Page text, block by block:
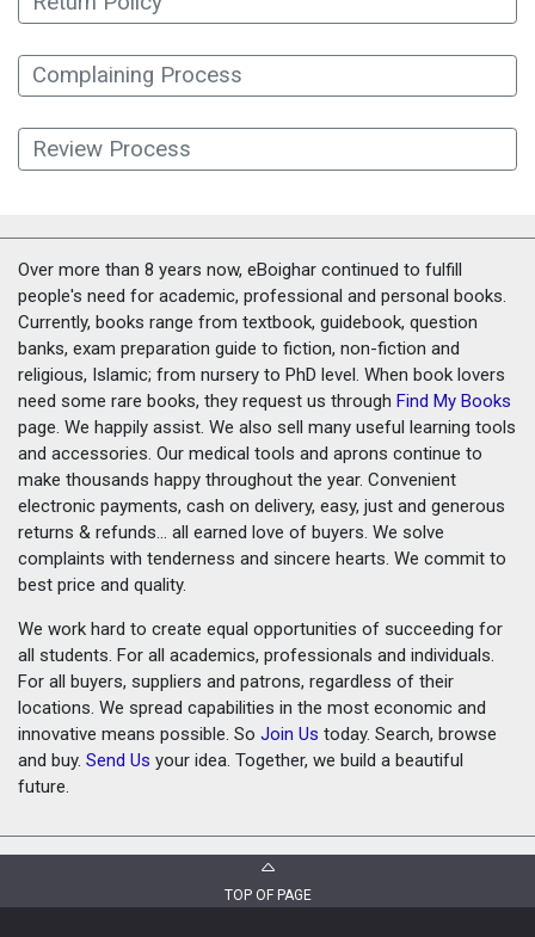
Complaining Process
Review Process
Over more than 8 years now, eBoighar continued to fulfill
people's need for academic, professional and personal books.
Currently, books range from textbook, guidebook, question
banks, exam preparation guide to fiction, non-fiction and
religious, Islamic; from nursery to PhD level. When book lovers
need some rare books, they request us through Find My Books
page. We happily assist. We also sell many useful learning tools
and accessories. Our medical tools and aprons continue to
make thousands happy throughout the year. Convenient
electronic payments, cash on delivery, easy, just and generous
returns & refunds... all earned love of buyers. We solve
complaints with tenderness and sincere hearts. We commit to
best price and quality.
We work hard to create equal opportunities of succeeding for
all students. For all academics, professionals and individuals.
For all buyers, suppliers and patrons, regardless of their
locations. We spread capabilities in the most economic and
innovative means possible. So Join Us today. Search, browse
and buy. Send Us your idea. Together, we build a beautiful
future.
TOP OF PAGE